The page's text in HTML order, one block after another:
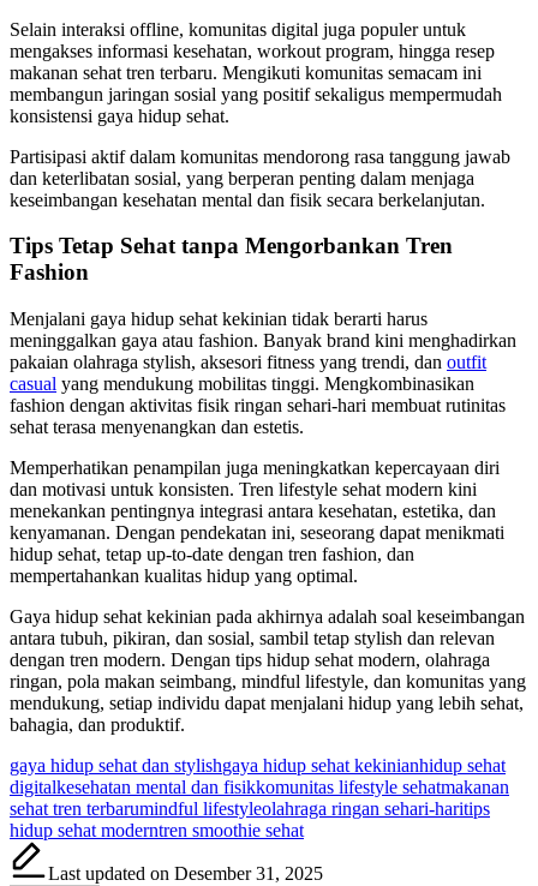
Selain interaksi offline, komunitas digital juga populer untuk
mengakses informasi kesehatan, workout program, hingga resep
makanan sehat tren terbaru. Mengikuti komunitas semacam ini
membangun jaringan sosial yang positif sekaligus mempermudah
konsistensi gaya hidup sehat.
Partisipasi aktif dalam komunitas mendorong rasa tanggung jawab
dan keterlibatan sosial, yang berperan penting dalam menjaga
keseimbangan kesehatan mental dan fisik secara berkelanjutan.
Tips Tetap Sehat tanpa Mengorbankan Tren
Fashion
Menjalani gaya hidup sehat kekinian tidak berarti harus
meninggalkan gaya atau fashion. Banyak brand kini menghadirkan
pakaian olahraga stylish, aksesori fitness yang trendi, dan outfit
casual yang mendukung mobilitas tinggi. Mengkombinasikan
fashion dengan aktivitas fisik ringan sehari-hari membuat rutinitas
sehat terasa menyenangkan dan estetis.
Memperhatikan penampilan juga meningkatkan kepercayaan diri
dan motivasi untuk konsisten. Tren lifestyle sehat modern kini
menekankan pentingnya integrasi antara kesehatan, estetika, dan
kenyamanan. Dengan pendekatan ini, seseorang dapat menikmati
hidup sehat, tetap up-to-date dengan tren fashion, dan
mempertahankan kualitas hidup yang optimal.
Gaya hidup sehat kekinian pada akhirnya adalah soal keseimbangan
antara tubuh, pikiran, dan sosial, sambil tetap stylish dan relevan
dengan tren modern. Dengan tips hidup sehat modern, olahraga
ringan, pola makan seimbang, mindful lifestyle, dan komunitas yang
mendukung, setiap individu dapat menjalani hidup yang lebih sehat,
bahagia, dan produktif.
Tags:
gaya hidup sehat dan stylishgaya hidup sehat kekinianhidup sehat
digitalkesehatan mental dan fisikkomunitas lifestyle sehatmakanan
sehat tren terbarumindful lifestyleolahraga ringan sehari-haritips
hidup sehat moderntren smoothie sehat
Last updated on Desember 31, 2025